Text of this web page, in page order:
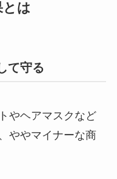
は
て守る
やヘアマスクなど
ややマイナーな商